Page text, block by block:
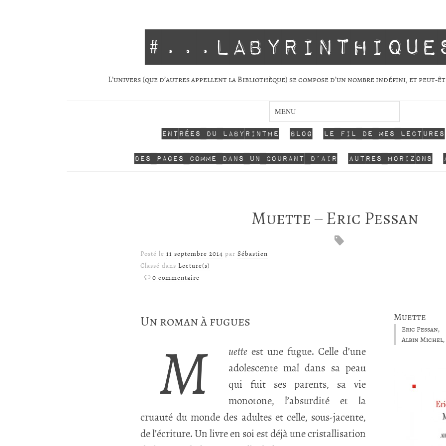
L’univers (que d’autres appellent la Biblio­thèque) se com­pose d’un nombre indé­fini, et
Entrées du labyrinthe Blog Le fil de mes lectures
Des pages comme dans un courant d’air Autres horizons
Muette – Eric Pessan
Posté le 11 septembre 2014 par Sébastien
Classé dans Lecture(s)
0 commentaire
Muette
Eric Pessan,
Albin Michel,
Un roman à fugues
M uette est une fugue. Celle d’une
adolescente mal dans sa peau
qui fuit ses parents, sa vie
monotone, l’absurdité et la
cruauté du monde des adultes et celle, sous-jacente,
de l’écriture. Un livre en soi est déjà une cristallisation